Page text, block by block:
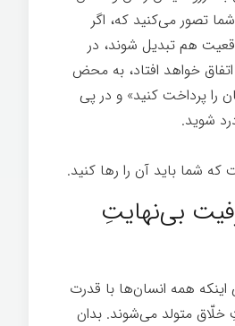
تصور می‌کنید که، اگر
هم تبدیل شوند، در
اتفاق خواهد افتاد، به محض
را پرداخت کنید» و در پی
شوید.
که شما باید آن را رها کنید.
بی‌نهایتِ
اینکه همه انسان‌ها با قدرت
متولد می‌شوند. بدان